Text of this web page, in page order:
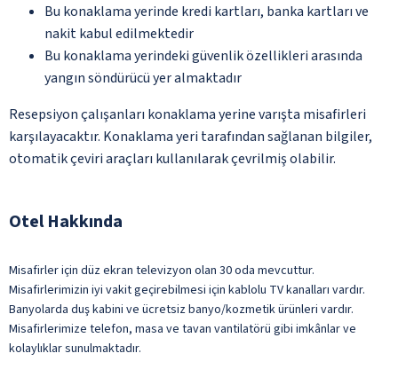
Bu konaklama yerinde kredi kartları, banka kartları ve
nakit kabul edilmektedir
Bu konaklama yerindeki güvenlik özellikleri arasında
yangın söndürücü yer almaktadır
Resepsiyon çalışanları konaklama yerine varışta misafirleri
karşılayacaktır. Konaklama yeri tarafından sağlanan bilgiler,
otomatik çeviri araçları kullanılarak çevrilmiş olabilir.
Otel Hakkında
Misafirler için düz ekran televizyon olan 30 oda mevcuttur.
Misafirlerimizin iyi vakit geçirebilmesi için kablolu TV kanalları vardır.
Banyolarda duş kabini ve ücretsiz banyo/kozmetik ürünleri vardır.
Misafirlerimize telefon, masa ve tavan vantilatörü gibi imkânlar ve
kolaylıklar sunulmaktadır.